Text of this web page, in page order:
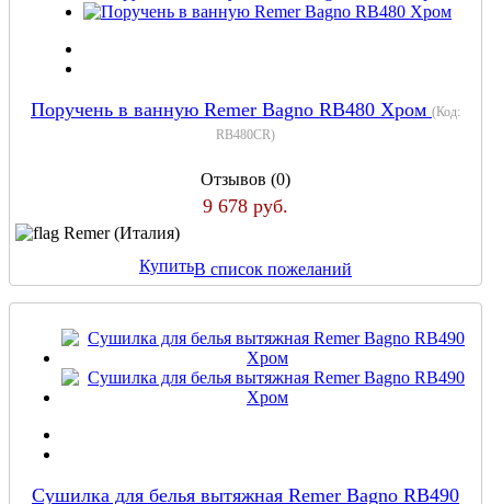
Поручень в ванную Remer Bagno RB480 Хром (Код:
RB480CR)
Отзывов (0)
9 678 руб.
Remer (Италия)
КупитьВ список пожеланий
Сушилка для белья вытяжная Remer Bagno RB490